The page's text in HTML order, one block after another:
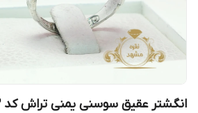
انگشتر عقیق سوسنی یمنی تراش کد 081645472